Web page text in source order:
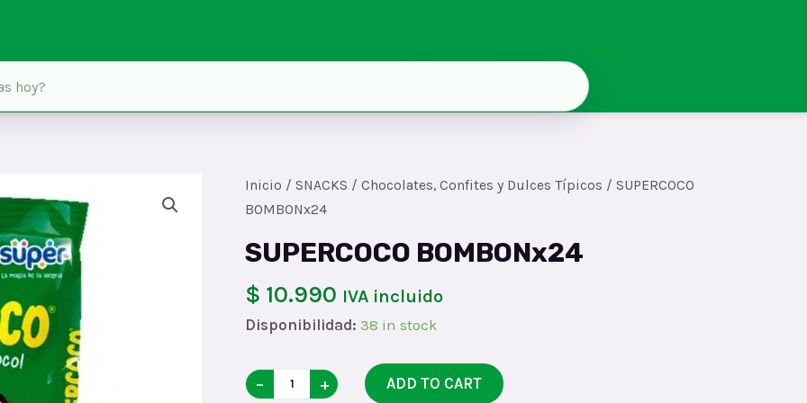
Inicio / SNACKS / Chocolates, Confites y Dulces Típicos / SUPERCOCO
BOMBONx24
SUPERCOCO BOMBONx24
$ 10.990 IVA incluido
Disponibilidad: 38 in stock
SUPERCOCO
− + ADD TO CART